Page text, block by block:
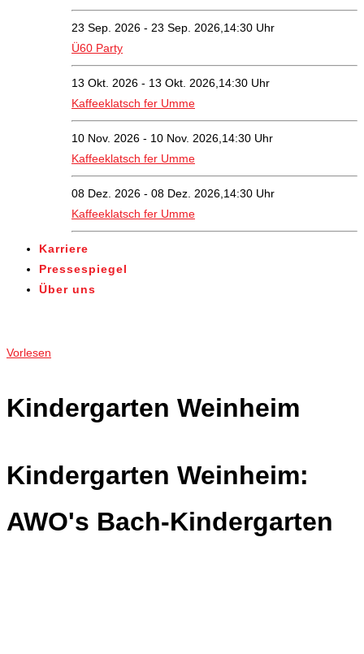
23 Sep. 2026 - 23 Sep. 2026,14:30 Uhr
Ü60 Party
13 Okt. 2026 - 13 Okt. 2026,14:30 Uhr
Kaffeeklatsch fer Umme
10 Nov. 2026 - 10 Nov. 2026,14:30 Uhr
Kaffeeklatsch fer Umme
08 Dez. 2026 - 08 Dez. 2026,14:30 Uhr
Kaffeeklatsch fer Umme
Karriere
Pressespiegel
Über uns
Vorlesen
Kindergarten Weinheim
Kindergarten Weinheim:
AWO's Bach-Kindergarten